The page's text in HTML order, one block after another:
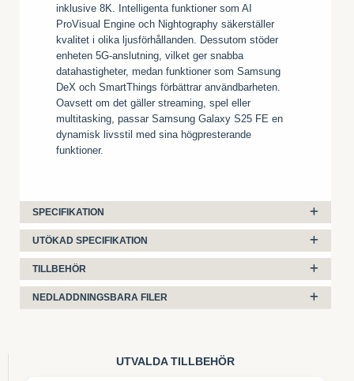
inklusive 8K. Intelligenta funktioner som AI
ProVisual Engine och Nightography säkerställer
kvalitet i olika ljusförhållanden. Dessutom stöder
enheten 5G-anslutning, vilket ger snabba
datahastigheter, medan funktioner som Samsung
DeX och SmartThings förbättrar användbarheten.
Oavsett om det gäller streaming, spel eller
multitasking, passar Samsung Galaxy S25 FE en
dynamisk livsstil med sina högpresterande
funktioner.
SPECIFIKATION
UTÖKAD SPECIFIKATION
TILLBEHÖR
NEDLADDNINGSBARA FILER
UTVALDA TILLBEHÖR